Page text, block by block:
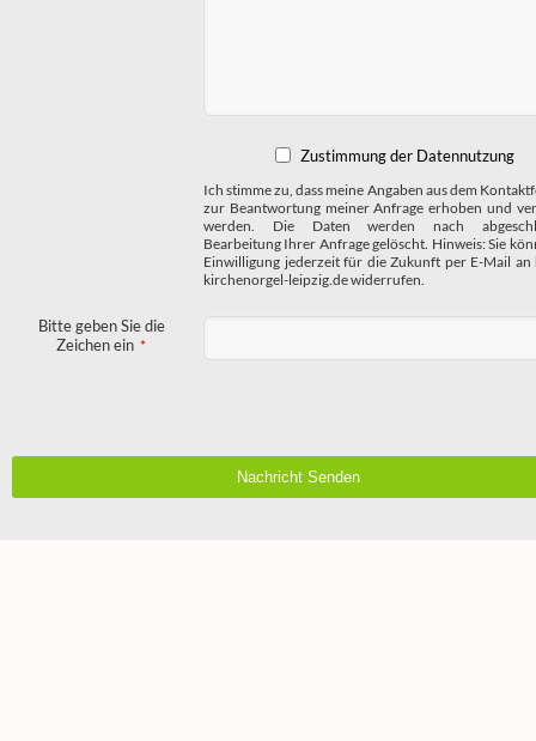
Zustimmung der Datennutzung
Ich stimme zu, dass meine Angaben aus dem
zur Beantwortung meiner Anfrage erhoben und
werden. Die Daten werden nach
Bearbeitung Ihrer Anfrage gelöscht. Hinweis: Sie
Einwilligung jederzeit für die Zukunft per E-Mail an
kirchenorgel-leipzig.de widerrufen.
Bitte geben Sie die
Zeichen ein *
Nachricht Senden